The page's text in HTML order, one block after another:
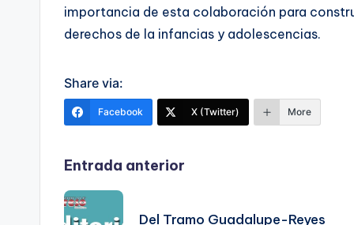
importancia de esta colaboración para
derechos de la infancias y adolescencias.
Share via:
Facebook X (Twitter) More
Navegación
de
Entrada anterior
Del Tramo Guadalupe-Reyes